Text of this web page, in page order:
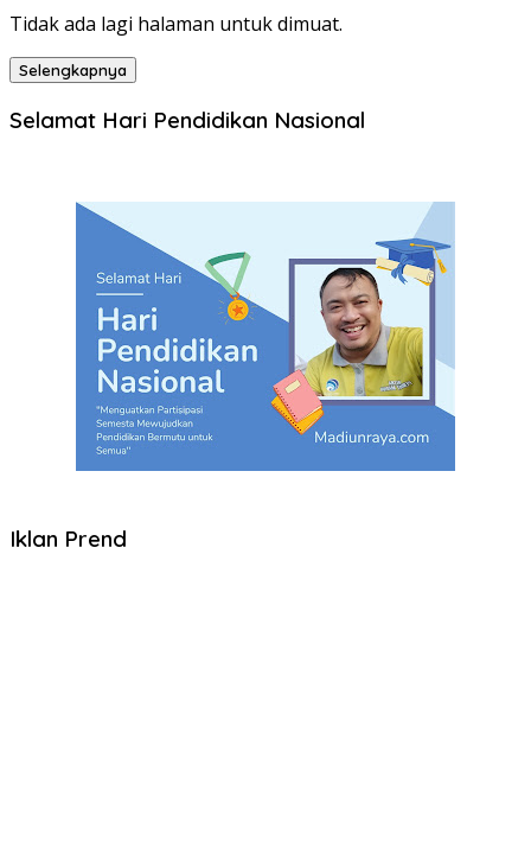
Tidak ada lagi halaman untuk dimuat.
Selengkapnya
Selamat Hari Pendidikan Nasional
Iklan Prend